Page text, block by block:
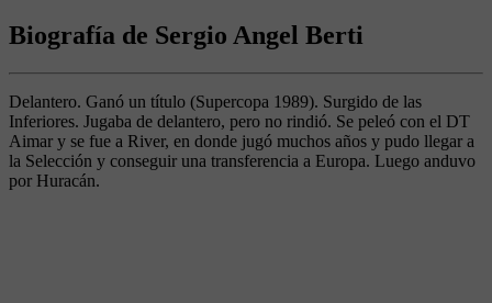
Biografía de Sergio Angel Berti
Delantero. Ganó un título (Supercopa 1989). Surgido de las
Inferiores. Jugaba de delantero, pero no rindió. Se peleó con el DT
Aimar y se fue a River, en donde jugó muchos años y pudo llegar a
la Selección y conseguir una transferencia a Europa. Luego anduvo
por Huracán.